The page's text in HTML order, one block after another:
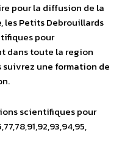
pour la diffusion de la
Petits Debrouillards
pour
dans toute la region
suivrez une formation de
scientifiques pour